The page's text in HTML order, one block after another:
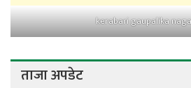
kerabari gaupalika
ताजा अपडेट